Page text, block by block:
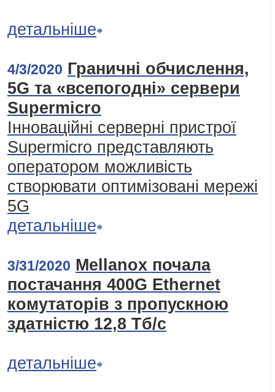
детальніше
4/3/2020 Граничні обчислення,
5G та «всепогодні» сервери
Supermicro
Інноваційні серверні пристрої
Supermicro представляють
оператором можливість
створювати оптимізовані мережі
5G
детальніше
3/31/2020 Mellanox почала
постачання 400G Ethernet
комутаторів з пропускною
здатністю 12,8 Тб/с
детальніше